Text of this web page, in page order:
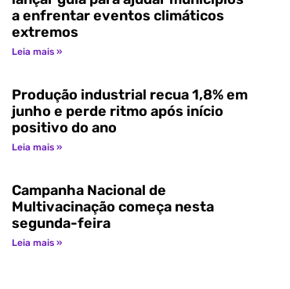
a enfrentar eventos climáticos
extremos
Leia mais »
Produção industrial recua 1,8% em
junho e perde ritmo após início
positivo do ano
Leia mais »
Campanha Nacional de
Multivacinação começa nesta
segunda-feira
Leia mais »